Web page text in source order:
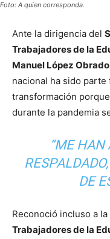
Foto: A quien corresponda.
Ante la dirigencia del
Trabajadores de la
Manuel López
nacional ha sido
transformación
durante la pandemia
“ME HAN
DE
Reconoció incluso a la
Trabajadores de la